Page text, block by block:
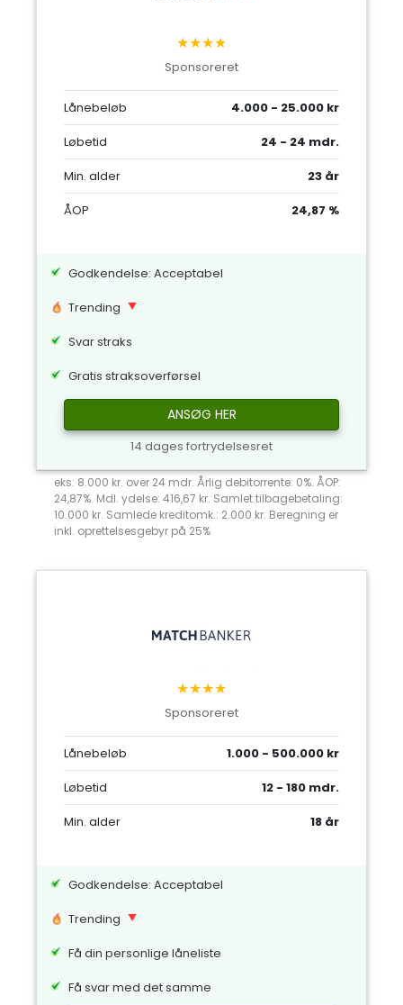
★★★★
Sponsoreret
Lånebeløb
4.000 - 25.000 kr
Løbetid
24 - 24 mdr.
Min. alder
23 år
ÅOP
24,87 %
Godkendelse: Acceptabel
Trending
Svar straks
Gratis straksoverførsel
ANSØG HER
14 dages fortrydelsesret
eks: 8.000 kr. over 24 mdr. Årlig debitorrente: 0%. ÅOP:
24,87%. Mdl. ydelse: 416,67 kr. Samlet tilbagebetaling:
10.000 kr. Samlede kreditomk.: 2.000 kr. Beregning er
inkl. oprettelsesgebyr på 25%
★★★★
Sponsoreret
Lånebeløb
1.000 - 500.000 kr
Løbetid
12 - 180 mdr.
Min. alder
18 år
Godkendelse: Acceptabel
Trending
Få din personlige låneliste
Få svar med det samme